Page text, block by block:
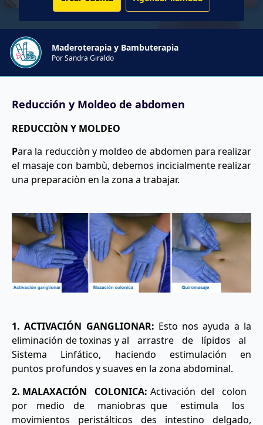
Maderoterapia y Bambuterapia
Por Sandra Giraldo
Reducción y Moldeo de abdomen
REDUCCIÒN Y MOLDEO
Para la reducciòn y moldeo de abdomen para realizar
el masaje con bambù, debemos incicialmente realizar
una preparaciòn en la zona a trabajar.
1. ACTIVACIÓN GANGLIONAR: Esto nos ayuda a la
eliminación de toxinas y al arrastre de lípidos al
Sistema Linfático, haciendo estimulación en
puntos profundos y suaves en la zona abdominal.
2. MALAXACIÓN COLONICA: Activación del colon
por medio de maniobras que estimula los
movimientos peristálticos des intestino delgado,